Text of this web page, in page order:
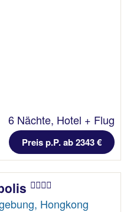
6 Nächte, Hotel + Flug
Preis p.P. ab 2343 €
Hongkong